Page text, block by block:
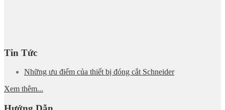
Tin Tức
Những ưu điểm của thiết bị đóng cắt Schneider
Xem thêm...